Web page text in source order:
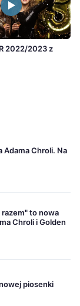
2022/2023 z
Adama Chroli. Na
razem" to nowa
Chroli i Golden
piosenki